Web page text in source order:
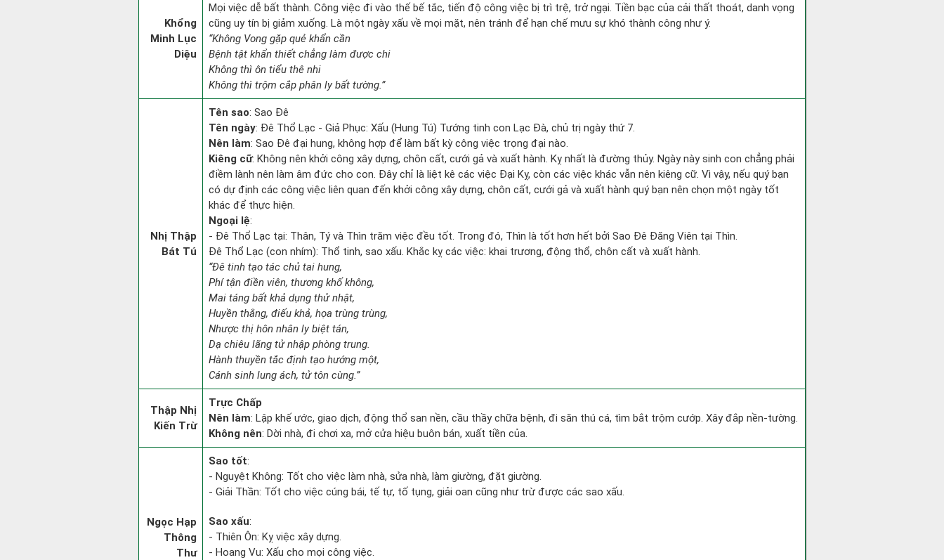
Khổng
Minh Lục
Diệu
Mọi việc dễ bất thành. Công việc đi vào thế bế tắc, tiến độ công việc bị trì trệ, trở ngại. Tiền bạc của cải thất thoát, danh vọng
cũng uy tín bị giảm xuống. Là một ngày xấu về mọi mặt, nên tránh để hạn chế mưu sự khó thành công như ý.
“Không Vong gặp quẻ khẩn cần
Bệnh tật khẩn thiết chẳng làm được chi
Không thì ôn tiểu thê nhi
Không thì trộm cắp phân ly bất tường.”
Nhị Thập
Bát Tú
Tên sao: Sao Đê
Tên ngày: Đê Thổ Lạc - Giả Phục: Xấu (Hung Tú) Tướng tinh con Lạc Đà, chủ trị ngày thứ 7.
Nên làm: Sao Đê đại hung, không hợp để làm bất kỳ công việc trọng đại nào.
Kiêng cữ: Không nên khởi công xây dựng, chôn cất, cưới gả và xuất hành. Kỵ nhất là đường thủy. Ngày này sinh con chẳng phải
điềm lành nên làm âm đức cho con. Đây chỉ là liệt kê các việc Đại Kỵ, còn các việc khác vẫn nên kiêng cữ. Vì vậy, nếu quý bạn
có dự định các công việc liên quan đến khởi công xây dựng, chôn cất, cưới gả và xuất hành quý bạn nên chọn một ngày tốt
khác để thực hiện.
Ngoại lệ:
- Đê Thổ Lạc tại: Thân, Tý và Thìn trăm việc đều tốt. Trong đó, Thìn là tốt hơn hết bởi Sao Đê Đăng Viên tại Thìn.
Đê Thổ Lạc (con nhím): Thổ tinh, sao xấu. Khắc kỵ các việc: khai trương, động thổ, chôn cất và xuất hành.
“Đê tinh tạo tác chủ tai hung,
Phí tận điền viên, thương khố không,
Mai táng bất khả dụng thử nhật,
Huyền thằng, điếu khả, họa trùng trùng,
Nhược thị hôn nhân ly biệt tán,
Dạ chiêu lãng tử nhập phòng trung.
Hành thuyền tắc định tạo hướng một,
Cánh sinh lung ách, tử tôn cùng.”
Thập Nhị
Kiến Trừ
Trực Chấp
Nên làm: Lập khế ước, giao dịch, động thổ san nền, cầu thầy chữa bệnh, đi săn thú cá, tìm bắt trộm cướp. Xây đắp nền-tường.
Không nên: Dời nhà, đi chơi xa, mở cửa hiệu buôn bán, xuất tiền của.
Ngọc Hạp
Thông
Thư
Sao tốt:
- Nguyệt Không: Tốt cho việc làm nhà, sửa nhà, làm giường, đặt giường.
- Giải Thần: Tốt cho việc cúng bái, tế tự, tố tụng, giải oan cũng như trừ được các sao xấu.
Sao xấu:
- Thiên Ôn: Kỵ việc xây dựng.
- Hoang Vu: Xấu cho mọi công việc.